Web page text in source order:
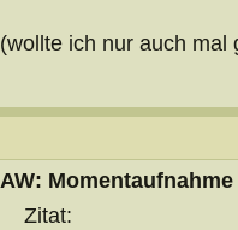
(wollte ich nur auch
AW: Momentaufnahme
Zitat: